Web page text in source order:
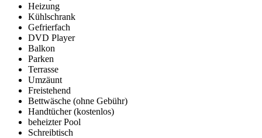
Heizung
Kühlschrank
Gefrierfach
DVD Player
Balkon
Parken
Terrasse
Umzäunt
Freistehend
Bettwäsche (ohne Gebühr)
Handtücher (kostenlos)
beheizter Pool
Schreibtisch